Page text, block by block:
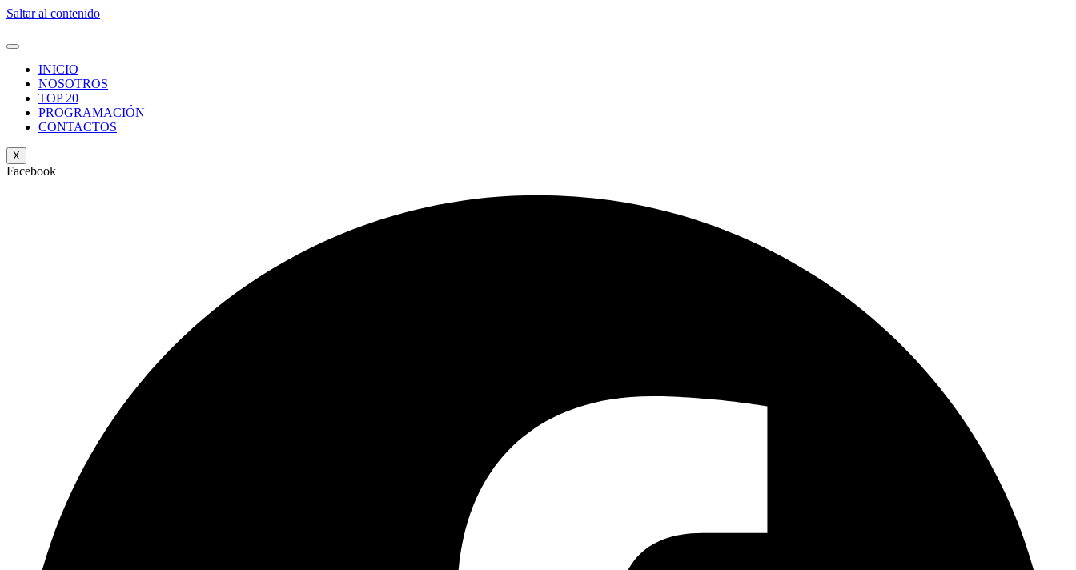
Saltar al contenido
INICIO
NOSOTROS
TOP 20
PROGRAMACIÓN
CONTACTOS
X
Facebook